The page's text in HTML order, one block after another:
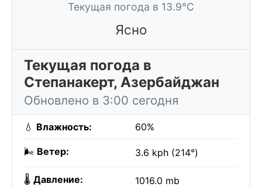
Текущая погода в 13.9°C
Ясно
Текущая погода в
Степанакерт, Азербайджан
Обновлено в 3:00 сегодня
💧 Влажность: 60%
🌬️ Ветер: 3.6 kph (214°)
🌡️ Давление: 1016.0 mb